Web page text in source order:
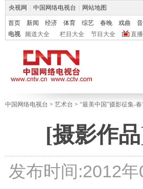
央视网 中国网络电视台 网站地图
首页 新闻 经济 体育 综艺 春晚 戏曲
电视
频道大全 栏目大全 节目大全 直
中国网络电视台 > 艺术台 > “最美中国”摄影征集-
[摄影作
发布时间:2012